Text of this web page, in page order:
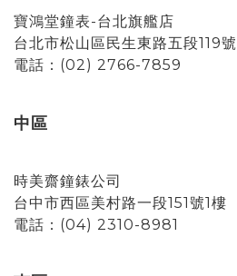
寶鴻堂鐘表-台北旗艦店
台北市松山區民生東路五段119號
電話：(02) 2766-7859
中區
時美齋鐘錶公司
台中市西區美村路一段151號1樓
電話：(04) 2310-8981